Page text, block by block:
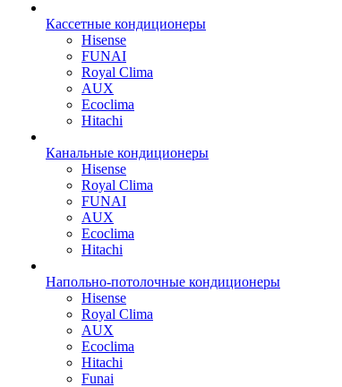
Кассетные кондиционеры
Hisense
FUNAI
Royal Clima
AUX
Ecoclima
Hitachi
Канальные кондиционеры
Hisense
Royal Clima
FUNAI
AUX
Ecoclima
Hitachi
Напольно-потолочные кондиционеры
Hisense
Royal Clima
AUX
Ecoclima
Hitachi
Funai